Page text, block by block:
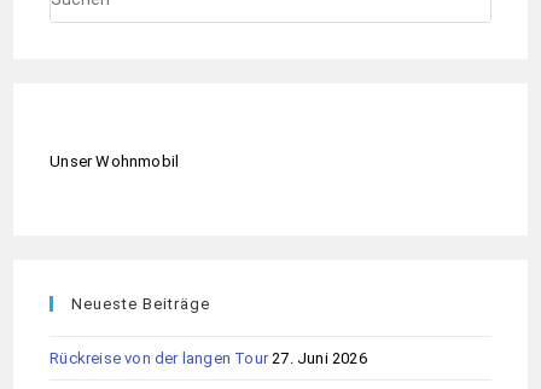
Unser Wohnmobil
Neueste Beiträge
Rückreise von der langen Tour 27. Juni 2026